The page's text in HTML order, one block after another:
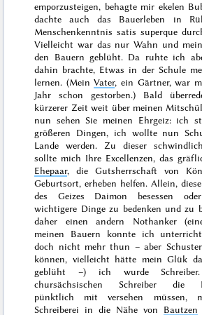
emporzusteigen, behagte mir ekelen
dachte auch das Bauerleben in
Menschenkenntnissatis superque
Vielleicht war das nur Wahn und
den Bauern geblüht. Da ruhte ich
dahin brachte, Etwas in der Schule
lernen. (MeinVater, ein Gärtner, war
Jahr schon gestorben.) Bald
kürzerer Zeit weit über meinen
nun sehen Sie meinen Ehrgeiz: ich
größeren Dingen, ich wollte nun
Lande werden. Zu dieser
sollte mich Ihre Excellenzen, das
Ehepaar, die Gutsherrschaft von
Geburtsort, erheben helfen. Allein,
des Geizes Daimon besessen
wichtigere Dinge zu bedenken und zu
daher einen andern Nothanker
meinen Bauern konnte ich
doch nicht mehr thun – aber
können, vielleicht hätte mein Glük
geblüht –) ich wurde
chursächsischen Schreiber die
pünktlich mit versehen müssen,
Schreiberei in die Nähe von Bautzen